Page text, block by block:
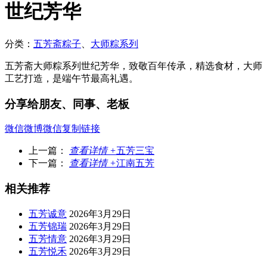
世纪芳华
分类： 五芳斋粽子 大师粽系列
五芳斋大师粽系列世纪芳华，致敬百年传承，精选食材，大师
工艺打造，是端午节最高礼遇。
分享给朋友、同事、老板
微信微博微信复制链接
上一篇： 查看详情 +五芳三宝
下一篇：
查看详情 +江南五芳
相关推荐
五芳诚意 2026年3月29日
五芳锦瑞 2026年3月29日
五芳情意 2026年3月29日
五芳悦禾 2026年3月29日